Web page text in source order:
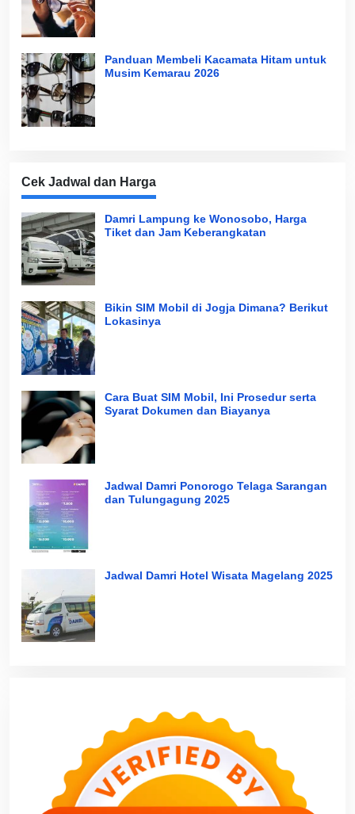
Panduan Membeli Kacamata Hitam untuk
Musim Kemarau 2026
Cek Jadwal dan Harga
Damri Lampung ke Wonosobo, Harga
Tiket dan Jam Keberangkatan
Bikin SIM Mobil di Jogja Dimana? Berikut
Lokasinya
Cara Buat SIM Mobil, Ini Prosedur serta
Syarat Dokumen dan Biayanya
Jadwal Damri Ponorogo Telaga Sarangan
dan Tulungagung 2025
Jadwal Damri Hotel Wisata Magelang 2025